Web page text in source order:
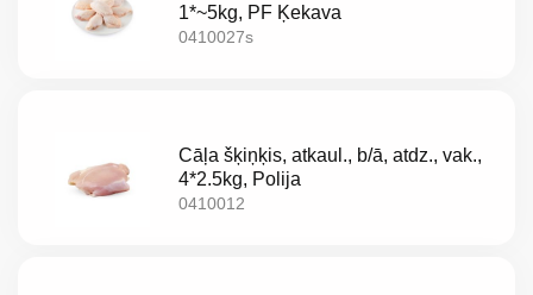
1*~5kg, PF Ķekava
0410027s
Cāļa šķiņķis, atkaul., b/ā, atdz., vak.,
4*2.5kg, Polija
0410012
Aktualitātes
Privātuma
politika